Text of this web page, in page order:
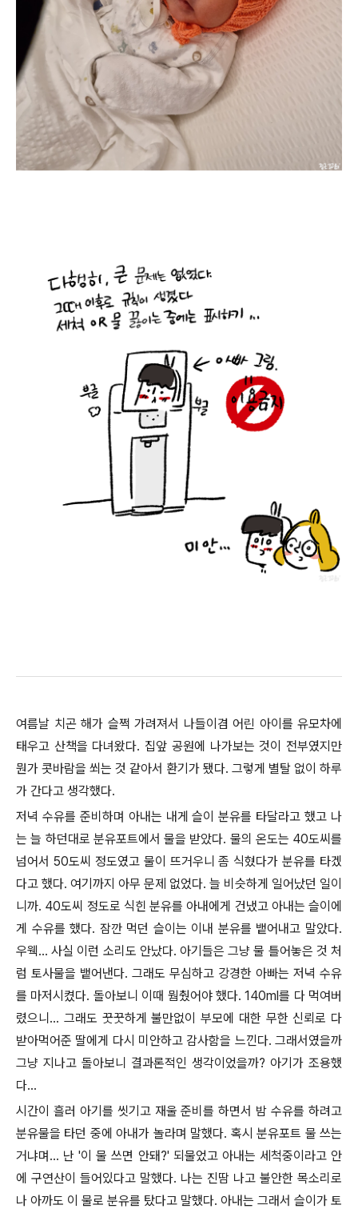
여름날 치곤 해가 슬쩍 가려져서 나들이겸 어린 아이를 유모차에
태우고 산책을 다녀왔다. 집앞 공원에 나가보는 것이 전부였지만
뭔가 콧바람을 쐬는 것 같아서 환기가 됐다. 그렇게 별탈 없이 하루
가 간다고 생각했다.
저녁 수유를 준비하며 아내는 내게 슬이 분유를 타달라고 했고 나
는 늘 하던대로 분유포트에서 물을 받았다. 물의 온도는 40도씨를
넘어서 50도씨 정도였고 물이 뜨거우니 좀 식혔다가 분유를 타겠
다고 했다. 여기까지 아무 문제 없었다. 늘 비슷하게 일어났던 일이
니까. 40도씨 정도로 식힌 분유를 아내에게 건냈고 아내는 슬이에
게 수유를 했다. 잠깐 먹던 슬이는 이내 분유를 뱉어내고 말았다.
우웩... 사실 이런 소리도 안났다. 아기들은 그냥 물 틀어놓은 것 처
럼 토사물을 뱉어낸다. 그래도 무심하고 강경한 아빠는 저녁 수유
를 마저시켰다. 돌아보니 이때 뭠췄어야 했다. 140ml를 다 먹여버
렸으니... 그래도 꿋꿋하게 불만없이 부모에 대한 무한 신뢰로 다
받아먹어준 딸에게 다시 미안하고 감사함을 느낀다. 그래서였을까
그냥 지나고 돌아보니 결과론적인 생각이었을까? 아기가 조용했
다...
시간이 흘러 아기를 씻기고 재울 준비를 하면서 밤 수유를 하려고
분유물을 타던 중에 아내가 놀라며 말했다. 혹시 분유포트 물 쓰는
거냐며... 난 '이 물 쓰면 안돼?' 되물었고 아내는 세척중이라고 안
에 구연산이 들어있다고 말했다. 나는 진땀 나고 불안한 목소리로
나 아까도 이 물로 분유를 탔다고 말했다. 아내는 그래서 슬이가 토